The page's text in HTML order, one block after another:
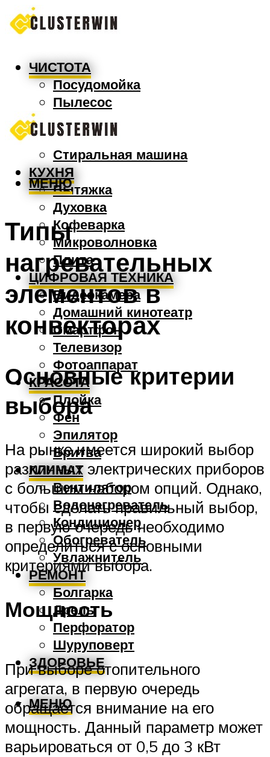
ЧИСТОТА
Посудомойка
Пылесос
Утюг
Швабра
Стиральная машина
КУХНЯ
Вытяжка
Духовка
Кофеварка
Микроволновка
Плита
ЦИФРОВАЯ ТЕХНИКА
Видеокамера
Домашний кинотеатр
Смартфон
Телевизор
Фотоаппарат
КРАСОТА
Плойка
Фен
Эпилятор
Бритва
КЛИМАТ
Вентилятор
Водонагреватель
Кондиционер
Обогреватель
Увлажнитель
РЕМОНТ
Болгарка
Дрель
Перфоратор
Шуруповерт
ЗДОРОВЬЕ
МЕНЮ
МЕНЮ
Типы
нагревательных
элементов в
конвекторах
Основные критерии
выбора
На рынке имеется широкий выбор
различных электрических приборов
с большим набором опций. Однако,
чтобы сделать правильный выбор,
в первую очередь необходимо
определиться с основными
критериями выбора.
Мощность
При выборе отопительного
агрегата, в первую очередь
обращается внимание на его
мощность. Данный параметр может
варьироваться от 0,5 до 3 кВт